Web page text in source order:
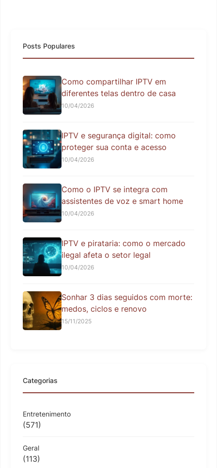
Posts Populares
Como compartilhar IPTV em
diferentes telas dentro de casa
10/04/2026
IPTV e segurança digital: como
proteger sua conta e acesso
10/04/2026
Como o IPTV se integra com
assistentes de voz e smart home
10/04/2026
IPTV e pirataria: como o mercado
ilegal afeta o setor legal
10/04/2026
Sonhar 3 dias seguidos com morte:
medos, ciclos e renovo
15/11/2025
Categorias
Entretenimento
(571)
Geral
(113)